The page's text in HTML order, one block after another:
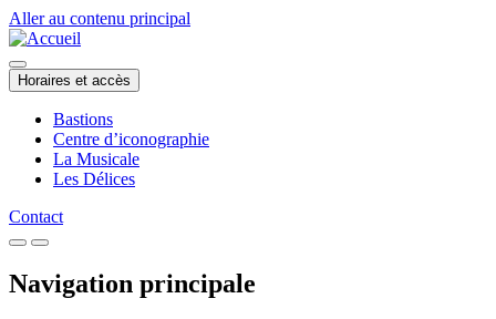
Aller au contenu principal
Horaires et accès
Bastions
Centre d’iconographie
La Musicale
Les Délices
Contact
Navigation principale